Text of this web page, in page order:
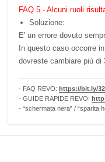
FAQ 5 - Alcuni ruoli
Soluzione:
E' un errore dovuto
In questo caso occorre
dovreste cambiare più di
- FAQ REVO: https://bit.ly/
- GUIDE RAPIDE REVO:
- “schermata nera” / “sparita